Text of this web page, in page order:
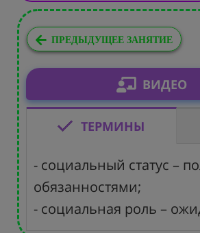
ПРЕДЫДУЩЕЕ ЗАНЯТИЕ
ТЕРМИНЫ
- социальный статус –
обязанностями;
- социальная роль –